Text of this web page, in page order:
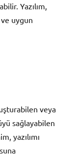
Yazılım,
uygun
veya
sağlayabilen
yazılımı